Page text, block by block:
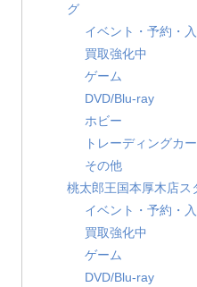
グ
イベント・予約・
買取強化中
ゲーム
DVD/Blu-ray
ホビー
トレーディングカ
その他
桃太郎王国本厚木店ス
イベント・予約・
買取強化中
ゲーム
DVD/Blu-ray